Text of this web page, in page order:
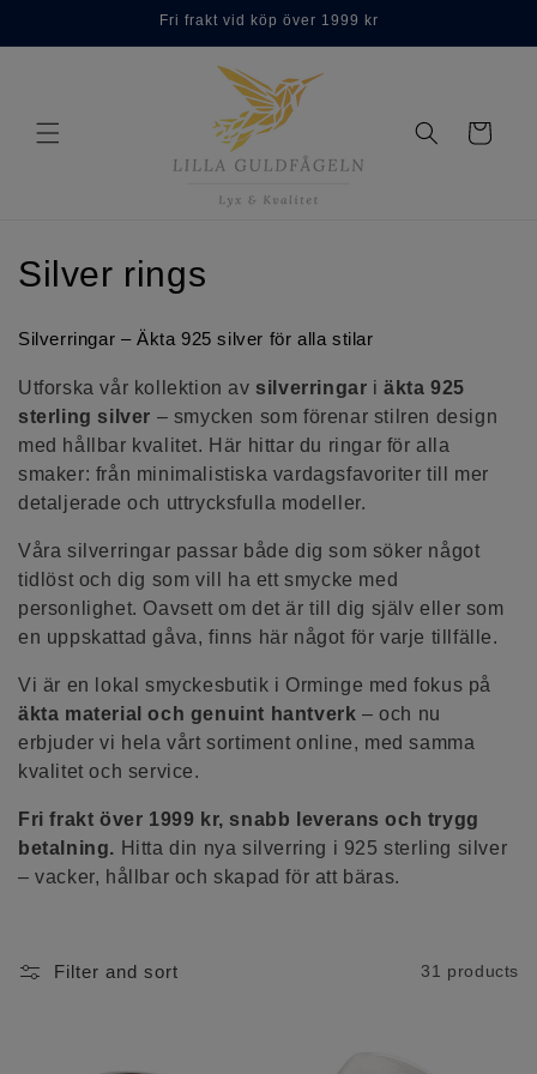
Fri frakt vid köp över 1999 kr
Cart
C
l
e
c
t
i
o
n
:
Silver rings
Silverringar – Äkta 925 silver för alla stilar
Utforska vår kollektion av silverringar iäkta 925
sterling silver – smycken som förenar stilren design
med hållbar kvalitet. Här hittar du ringar för alla
smaker: från minimalistiska vardagsfavoriter till mer
detaljerade och uttrycksfulla modeller.
Våra silverringar passar både dig som söker något
tidlöst och dig som vill ha ett smycke med
personlighet. Oavsett om det är till dig själv eller som
en uppskattad gåva, finns här något för varje tillfälle.
Vi är en lokal smyckesbutik i Orminge med fokus på
äkta material och genuint hantverk – och nu
erbjuder vi hela vårt sortiment online, med samma
kvalitet och service.
Fri frakt över 1999 kr, snabb leverans och trygg
betalning. Hitta din nya silverring i 925 sterling silver
– vacker, hållbar och skapad för att bäras.
Filter and sort 31 products